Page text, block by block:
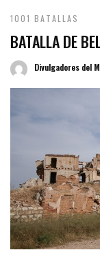
1001 BATALLAS
BATALLA DE
Divulgadores del